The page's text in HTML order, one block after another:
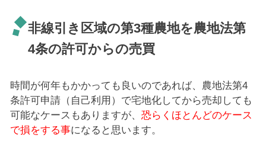
非線引き区域の第3種農地を農地法第
4条の許可からの売買
時間が何年もかかっても良いのであれば、農地法第4
条許可申請（自己利用）で宅地化してから売却しても
可能なケースもありますが、 恐らくほとんどのケース
で損をする事になると思います。